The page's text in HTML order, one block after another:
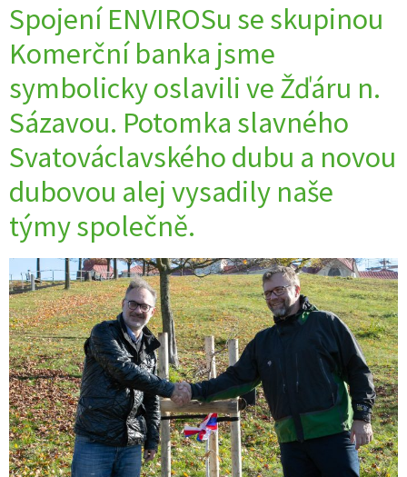
Spojení ENVIROSu se skupinou
Komerční banka jsme
symbolicky oslavili ve Žďáru n.
Sázavou. Potomka slavného
Svatováclavského dubu a novou
dubovou alej vysadily naše
týmy společně.